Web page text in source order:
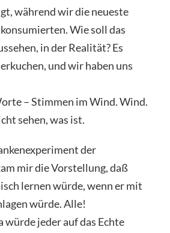
während wir die neueste
Wie soll das
in der Realität? Es
und wir haben uns
– Stimmen im Wind. Wind.
sehen, was ist.
der
mir die Vorstellung, daß
lernen würde, wenn er mit
würde. Alle!
würde jeder auf das Echte